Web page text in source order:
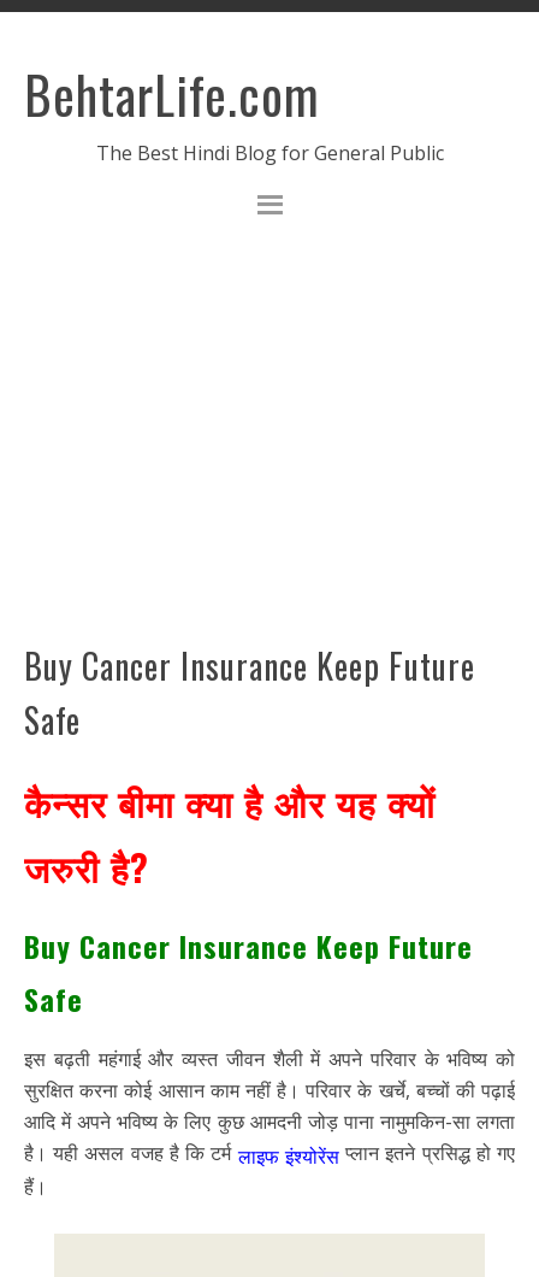
BehtarLife.com
The Best Hindi Blog for General Public
Buy Cancer Insurance Keep Future
Safe
कैन्सर बीमा क्या है और यह क्यों
जरुरी है?
Buy Cancer Insurance Keep Future
Safe
इस बढ़ती महंगाई और व्यस्त जीवन शैली में अपने परिवार के भविष्य को
सुरक्षित करना कोई आसान काम नहीं है। परिवार के खर्चे, बच्चों की पढ़ाई
आदि में अपने भविष्य के लिए कुछ आमदनी जोड़ पाना नामुमकिन-सा लगता
है। यही असल वजह है कि टर्मलाइफ इंश्योरेंसप्लान इतने प्रसिद्ध हो गए
हैं।